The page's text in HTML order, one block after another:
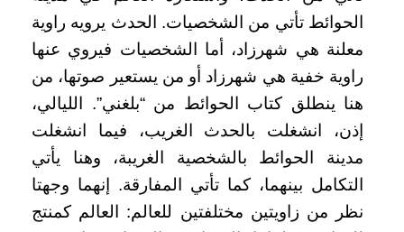
الحوائط تأتي من الشخصيات. الحدث يرويه راوية
معلنة هي شهرزاد، أما الشخصيات فيروي عنها
راوية خفية هي شهرزاد أو من يستعير صوتها، من
هنا ينطلق كتاب الحوائط من “بلغني”. الليالي،
إذن، انشغلت بالحدث الغريب، فيما انشغلت
مدينة الحوائط بالشخصية الغريبة، وهنا يأتي
التكامل بينهما، كما تأتي المفارقة. إنهما وجهتا
نظر من زاويتين مختلفتين للعالم: العالم كمنتج